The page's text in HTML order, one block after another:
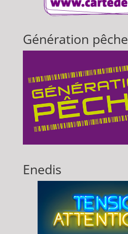
Génération pêche
Enedis